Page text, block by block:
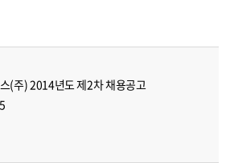
(주) 2014년도 제2차 채용공고